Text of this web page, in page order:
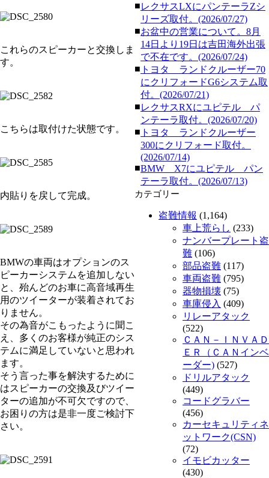
これらのスピーカーと交換しま
す。
こちらは取付けた状態です。
内貼りを戻して完成。
BMWの車両はオプションのス
ピーカーシステムを追加しない
と、殆んどのお車に高音域再生
用のツイーターが装着されてお
りません。
その為音がこもったように聞こ
え、多くのお客様が純正のシス
テムに満足していないと思われ
ます。
そう言った事を解決するために
はスピーカーの交換及びツイー
ターの追加が不可欠ですので、
お困りの方は是非一度ご検討下
さい。
■レクサスLXにパンテーラZシ
リーズ取付。(2026/07/27)
■お盆中の営業について。8月
14日より19日は吉田海外出張
で不在です。(2026/07/24)
■ トヨタ ランドクルーザー70
にクリフォードG6システム取
付。(2026/07/21)
■レクサスRXにユピテル パ
ンテーラ取付。(2026/07/20)
■ トヨタ ランドクルーザー
300にクリフォード取付。
(2026/07/14)
■BMW X7にユピテル パン
テーラ取付。(2026/07/13)
カテゴリー
盗難情報 (1,164)
車上荒らし (233)
ナンバープレート盗
難 (106)
部品盗難 (117)
車両盗難 (795)
器物損壊 (75)
車庫侵入 (409)
リレーアタック
(522)
ＣＡＮ－ＩＮＶＡＤ
ＥＲ（ＣＡＮインベ
ーダー) (527)
ドリルアタック
(449)
コードグラバー
(456)
カーセキュリティネ
ットワーク(CSN)
(72)
イモビカッター
(430)